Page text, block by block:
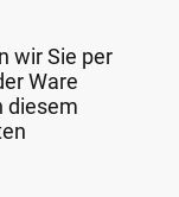
wir Sie per
Ware
diesem